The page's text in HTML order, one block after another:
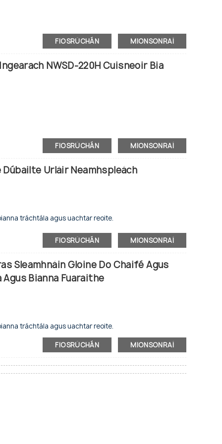
le scannán téimh, LowE
FIOSRÚCHÁN MIONSONRAÍ
NWSD-220H Cuisneoir Bia
eite
déanaí
ingearacha istigh
FIOSRÚCHÁN MIONSONRAÍ
Urláir Neamhspleách
tráchtála agus uachtar reoite.
le haghaidh fógraíochta.
FIOSRÚCHÁN MIONSONRAÍ
Sleamhnáin Gloine Do Chaifé Agus
Agus Bianna Fuaraithe
tráchtála agus uachtar reoite.
FIOSRÚCHÁN MIONSONRAÍ